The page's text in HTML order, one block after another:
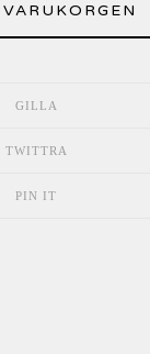
GILLA
TWITTRA
PIN IT